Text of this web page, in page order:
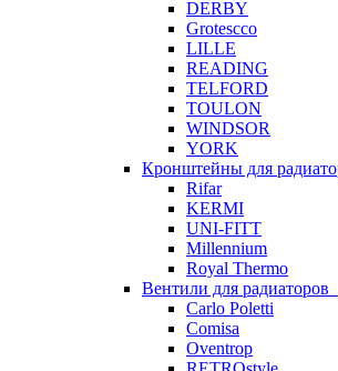
DERBY
Grotescco
LILLE
READING
TELFORD
TOULON
WINDSOR
YORK
Кронштейны для
Rifar
KERMI
UNI-FITT
Millennium
Royal Thermo
Вентили для радиаторов
Carlo Poletti
Comisa
Oventrop